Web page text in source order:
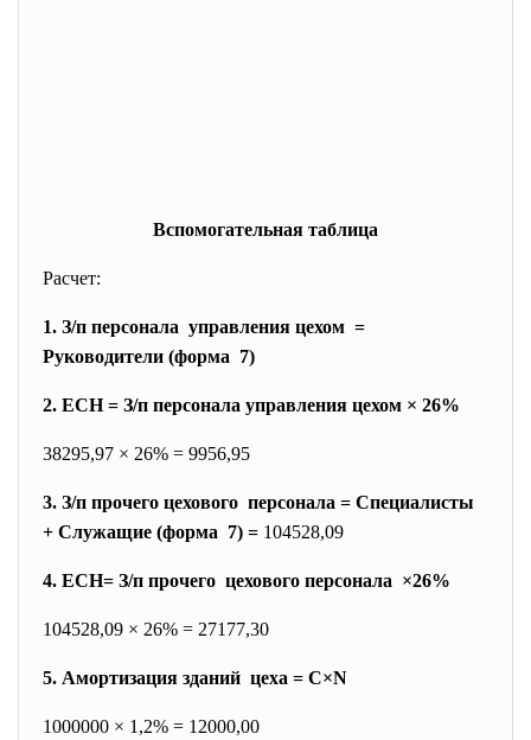
Вспомогательная таблица
Расчет:
1. З/п персонала управления цехом =
Руководители (форма 7)
2. ЕСН = З/п персонала управления цехом × 26%
38295,97 × 26% = 9956,95
3. З/п прочего цехового персонала = Специалисты
+ Служащие (форма 7) = 104528,09
4. ЕСН= З/п прочего цехового персонала ×26%
104528,09 × 26% = 27177,30
5. Амортизация зданий цеха = С×N
1000000 × 1,2% = 12000,00